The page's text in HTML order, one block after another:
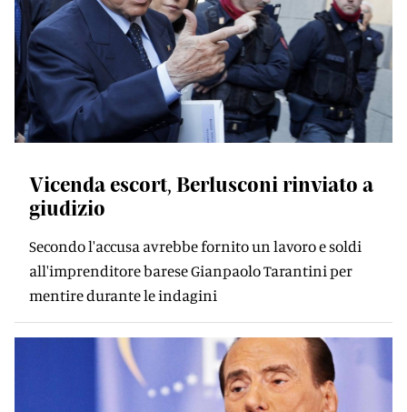
Vicenda escort, Berlusconi rinviato a
giudizio
Secondo l'accusa avrebbe fornito un lavoro e soldi
all'imprenditore barese Gianpaolo Tarantini per
mentire durante le indagini